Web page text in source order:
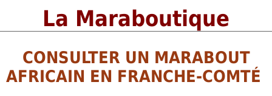
La Maraboutique
CONSULTER UN MARABOUT
AFRICAIN EN FRANCHE-COMTÉ